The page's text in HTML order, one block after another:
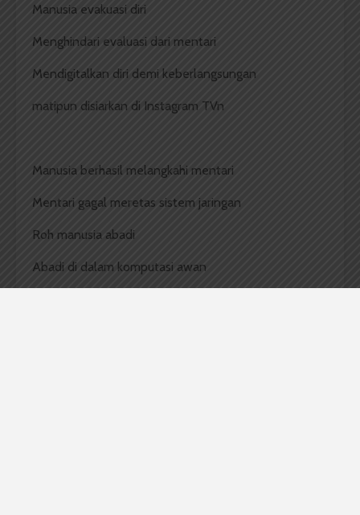
Manusia evakuasi diri
Menghindari evaluasi dari mentari
Mendigitalkan diri demi keberlangsungan
matipun disiarkan di Instagram TVn
Manusia berhasil melangkahi mentari
Mentari gagal meretas sistem jaringan
Roh manusia abadi
Abadi di dalam komputasi awan